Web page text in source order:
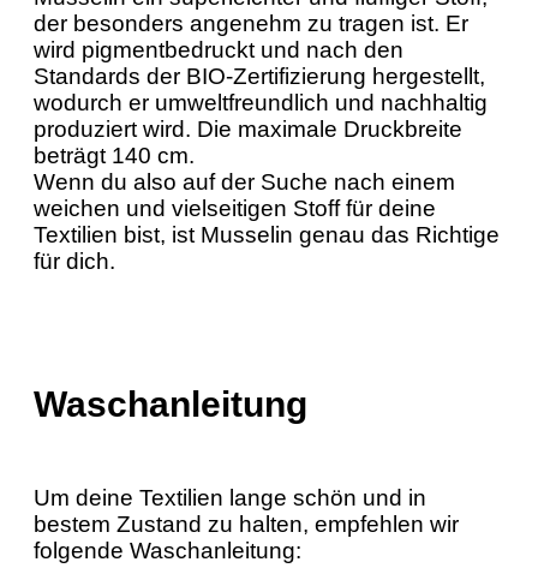
der besonders angenehm zu tragen ist. Er
wird pigmentbedruckt und nach den
Standards der BIO-Zertifizierung hergestellt,
wodurch er umweltfreundlich und nachhaltig
produziert wird. Die maximale Druckbreite
beträgt 140 cm.
Wenn du also auf der Suche nach einem
weichen und vielseitigen Stoff für deine
Textilien bist, ist Musselin genau das Richtige
für dich.
Waschanleitung
Um deine Textilien lange schön und in
bestem Zustand zu halten, empfehlen wir
folgende Waschanleitung: